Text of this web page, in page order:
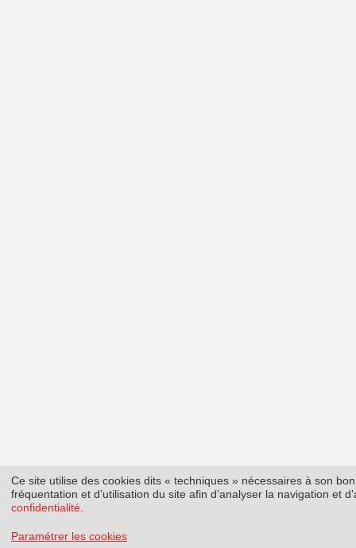
Ce site utilise des cookies dits « techniques » nécessaires à son
fréquentation et d’utilisation du site afin d’analyser la navigation et
confidentialité
Paramétrer les cookies